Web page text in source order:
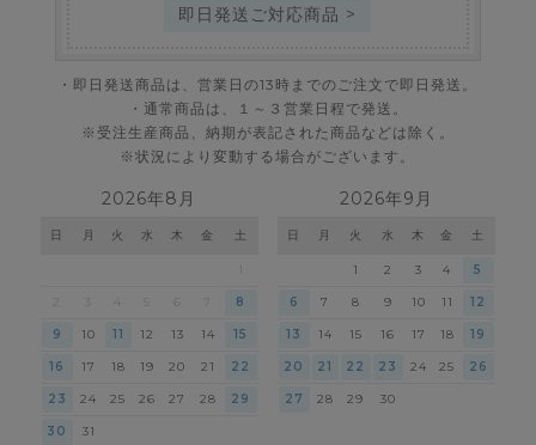
即日発送ご対応商品 >
・即日発送商品は、営業日の13時までのご注文で即日発送。
・通常商品は、１～３営業日程で発送。
※受注生産商品、納期が表記された商品などは除く。
※状況により変動する場合がございます。
2026年8月
日 月 火 水 木 金 土
4 7 8
9 10 11 12 13 14 15
16 17 18 19 20 21 22
23 24 25 26 27 28 29
30 31
2026年9月
日 月 火 水 木 金 土
1 2 3 4 5
6 7 8 9 10 11 12
13 14 15 16 17 18 19
20 21 22 23 24 25 26
27 28 29 30